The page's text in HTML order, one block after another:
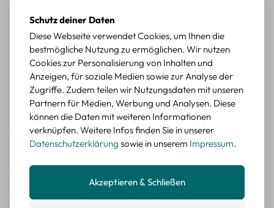
Sticker mit Wald- und Tiermotiven
Durchschnittliche Bewertung von 5 von 5 Sternen
Erika G.diesen Monat Verifizierter Kauf
Schöne Motive
Die Sticker passen gut zu meinen Büchern, würde sie
wieder kaufen.
BEWERTETER ARTIKEL
Retro Blumen Sticker Set – 45 Stück mit 15
verschiedene Motive
Durchschnittliche Bewertung von 5 von 5 Sternen
Erika G.diesen Monat Verifizierter Kauf
Tolle Sticker
Schutz deiner Daten
Diese Webseite verwendet Cookies, um Ihnen die
bestmögliche Nutzung zu ermöglichen. Wir nutzen
Cookies zur Personalisierung von Inhalten und
Anzeigen, für soziale Medien sowie zur Analyse der
Zugriffe. Zudem teilen wir Nutzungsdaten mit unseren
Partnern für Medien, Werbung und Analysen. Diese
können die Daten mit weiteren Informationen
verknüpfen. Weitere Infos finden Sie in unserer
Datenschutzerklärung sowie in unserem Impressum.
Akzeptieren & Schließen